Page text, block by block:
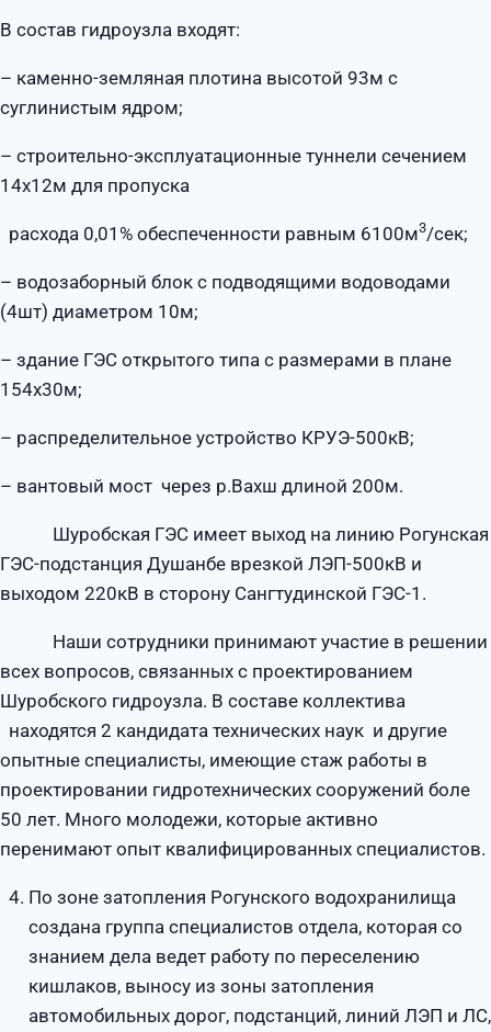
В состав гидроузла входят:
– каменно-земляная плотина высотой 93м с
суглинистым ядром;
– строительно-эксплуатационные туннели сечением
14х12м для пропуска
расхода 0,01% обеспеченности равным 6100м3/сек;
– водозаборный блок с подводящими водоводами
(4шт) диаметром 10м;
– здание ГЭС открытого типа с размерами в плане
154х30м;
– распределительное устройство КРУЭ-500кВ;
– вантовый мост через р.Вахш длиной 200м.
Шуробская ГЭС имеет выход на линию Рогунская
ГЭС-подстанция Душанбе врезкой ЛЭП-500кВ и
выходом 220кВ в сторону Сангтудинской ГЭС-1.
Наши сотрудники принимают участие в решении
всех вопросов, связанных с проектированием
Шуробского гидроузла. В составе коллектива
находятся 2 кандидата технических наук и другие
опытные специалисты, имеющие стаж работы в
проектировании гидротехнических сооружений боле
50 лет. Много молодежи, которые активно
перенимают опыт квалифицированных специалистов.
По зоне затопления Рогунского водохранилища
создана группа специалистов отдела, которая со
знанием дела ведет работу по переселению
кишлаков, выносу из зоны затопления
автомобильных дорог, подстанций, линий ЛЭП и ЛС,